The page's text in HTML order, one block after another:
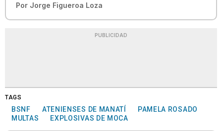
Por Jorge Figueroa Loza
PUBLICIDAD
TAGS
BSNF ATENIENSES DE MANATÍ
PAMELA ROSADO
MULTAS
EXPLOSIVAS DE MOCA